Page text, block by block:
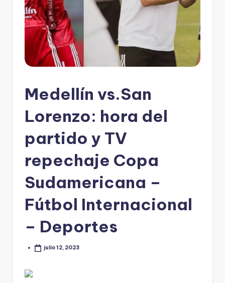
Medellín vs.San
Lorenzo: hora del
partido y TV
repechaje Copa
Sudamericana –
Fútbol Internacional
– Deportes
julio 12, 2023